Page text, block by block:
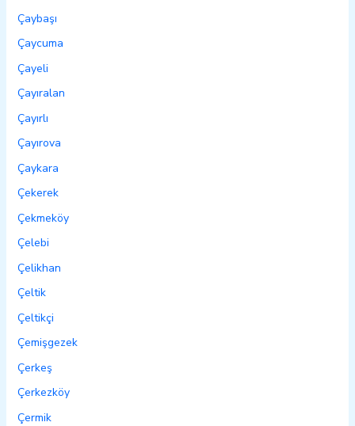
Çaybaşı
Çaycuma
Çayeli
Çayıralan
Çayırlı
Çayırova
Çaykara
Çekerek
Çekmeköy
Çelebi
Çelikhan
Çeltik
Çeltikçi
Çemişgezek
Çerkeş
Çerkezköy
Çermik